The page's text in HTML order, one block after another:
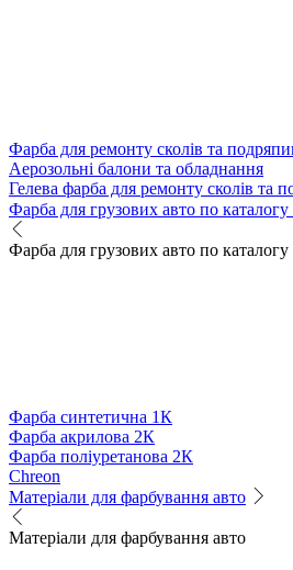
Фарба для ремонту сколів та
Аерозольні балони та обладнання
Гелева фарба для ремонту сколів та
Фарба для грузових авто по
Фарба для грузових авто по
Фарба синтетична 1К
Фарба акрилова 2К
Фарба поліуретанова 2К
Chreon
Матеріали для фарбування авто
Матеріали для фарбування авто